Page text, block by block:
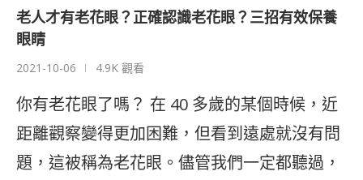
老人才有老花眼？正確認識老花眼？三招有效保養
眼睛
2021-10-06 4.9K 觀看
你有老花眼了嗎？ 在 40 多歲的某個時候，近
距離觀察變得更加困難，但看到遠處就沒有問
題，這被稱為老花眼。儘管我們一定都聽過，